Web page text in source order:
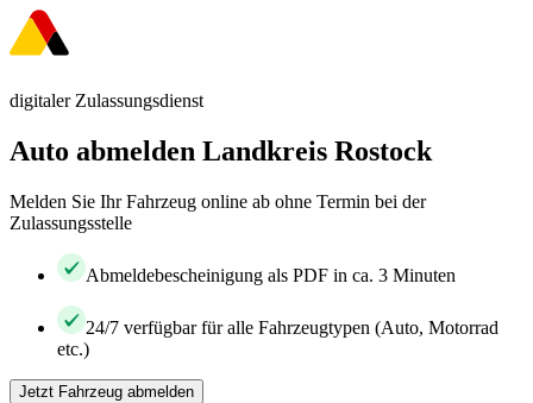
digitaler Zulassungsdienst
Auto abmelden Landkreis Rostock
Melden Sie Ihr Fahrzeug online ab ohne Termin bei der
Zulassungsstelle
Abmeldebescheinigung als PDF in ca. 3 Minuten
24/7 verfügbar für alle Fahrzeugtypen (Auto, Motorrad
etc.)
Jetzt Fahrzeug abmelden